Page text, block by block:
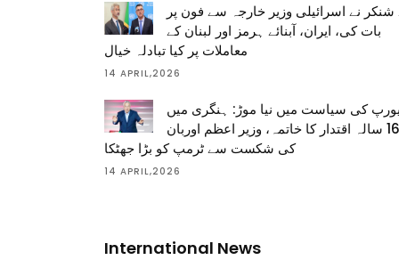
نے اسرائیلی وزیر خارجہ سے فون پر
بات کی، ایران، آبنائے ہرمز اور لبنان کے
معاملات پر کیا تبادلہ خیال
14 APRIL,2026
کی سیاست میں نیا موڑ: ہنگری میں
16 سالہ اقتدار کا خاتمہ، وزیر اعظم اوربان
کی شکست سے ٹرمپ کو بڑا جھٹکا
14 APRIL,2026
International News